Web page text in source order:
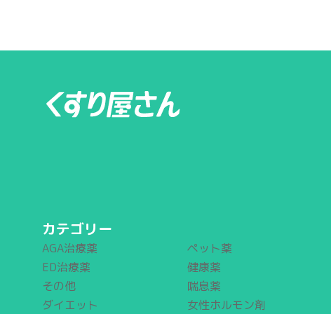
カテゴリー
AGA治療薬
ED治療薬
その他
ダイエット
ペット薬
健康薬
喘息薬
女性ホルモン剤